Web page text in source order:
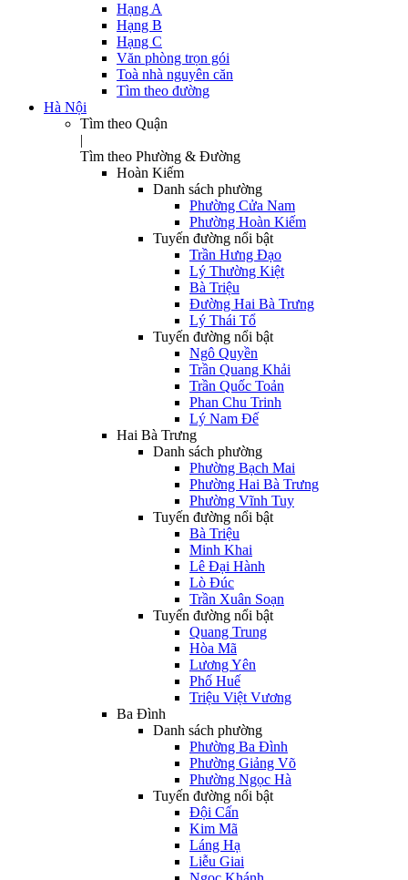
Hạng A
Hạng B
Hạng C
Văn phòng trọn gói
Toà nhà nguyên căn
Tìm theo đường
Hà Nội
Tìm theo Quận
|
Tìm theo Phường & Đường
Hoàn Kiếm
Danh sách phường
Phường Cửa Nam
Phường Hoàn Kiếm
Tuyến đường nổi bật
Trần Hưng Đạo
Lý Thường Kiệt
Bà Triệu
Đường Hai Bà Trưng
Lý Thái Tổ
Tuyến đường nổi bật
Ngô Quyền
Trần Quang Khải
Trần Quốc Toản
Phan Chu Trinh
Lý Nam Đế
Hai Bà Trưng
Danh sách phường
Phường Bạch Mai
Phường Hai Bà Trưng
Phường Vĩnh Tuy
Tuyến đường nổi bật
Bà Triệu
Minh Khai
Lê Đại Hành
Lò Đúc
Trần Xuân Soạn
Tuyến đường nổi bật
Quang Trung
Hòa Mã
Lương Yên
Phố Huế
Triệu Việt Vương
Ba Đình
Danh sách phường
Phường Ba Đình
Phường Giảng Võ
Phường Ngọc Hà
Tuyến đường nổi bật
Đội Cấn
Kim Mã
Láng Hạ
Liễu Giai